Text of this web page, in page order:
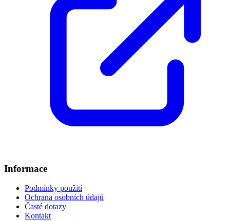
Informace
Podmínky použití
Ochrana osobních údajů
Časté dotazy
Kontakt